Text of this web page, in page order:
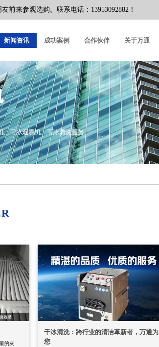
来参观选购。联系电话：13953092882！
新闻资讯 成功案例 合作伙伴 关于万通
的灰
干冰清洗：跨行业的清洁革新者，万通为
您